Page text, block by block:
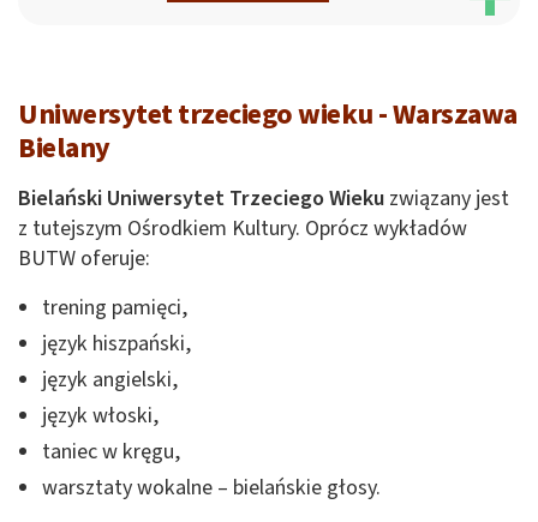
Uniwersytet trzeciego wieku - Warszawa
Bielany
Bielański Uniwersytet Trzeciego Wieku związany jest
z tutejszym Ośrodkiem Kultury. Oprócz wykładów
BUTW oferuje:
trening pamięci,
język hiszpański,
język angielski,
język włoski,
taniec w kręgu,
warsztaty wokalne – bielańskie głosy.